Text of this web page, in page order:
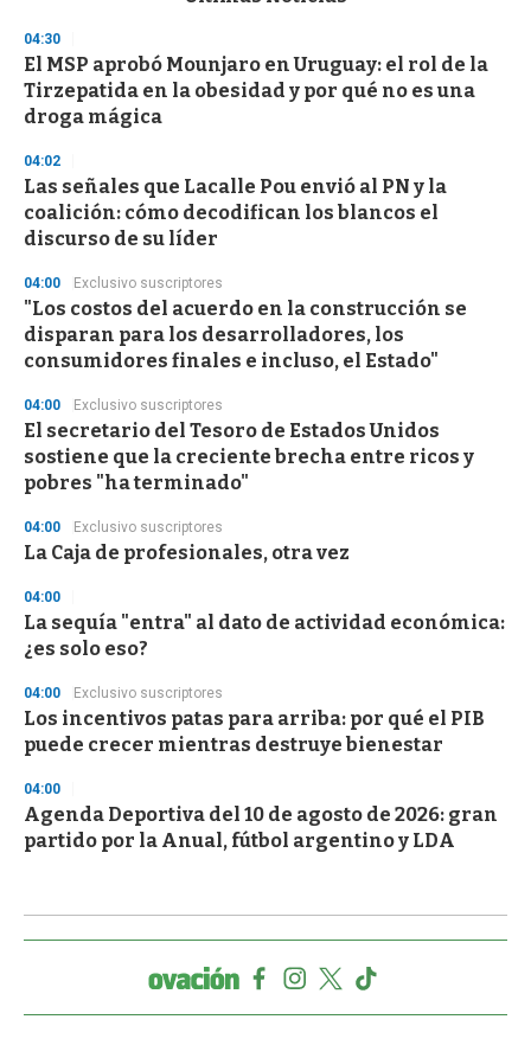
d
s
o
f
3
s
e
c
o
n
04:30
El MSP aprobó Mounjaro en Uruguay: el rol de la
Tirzepatida en la obesidad y por qué no es una
droga mágica
04:02
Las señales que Lacalle Pou envió al PN y la
coalición: cómo decodifican los blancos el
discurso de su líder
04:00 Exclusivo suscriptores
"Los costos del acuerdo en la construcción se
disparan para los desarrolladores, los
consumidores finales e incluso, el Estado"
04:00 Exclusivo suscriptores
El secretario del Tesoro de Estados Unidos
sostiene que la creciente brecha entre ricos y
pobres "ha terminado"
04:00 Exclusivo suscriptores
La Caja de profesionales, otra vez
04:00
La sequía "entra" al dato de actividad económica:
¿es solo eso?
04:00 Exclusivo suscriptores
Los incentivos patas para arriba: por qué el PIB
puede crecer mientras destruye bienestar
04:00
Agenda Deportiva del 10 de agosto de 2026: gran
partido por la Anual, fútbol argentino y LDA